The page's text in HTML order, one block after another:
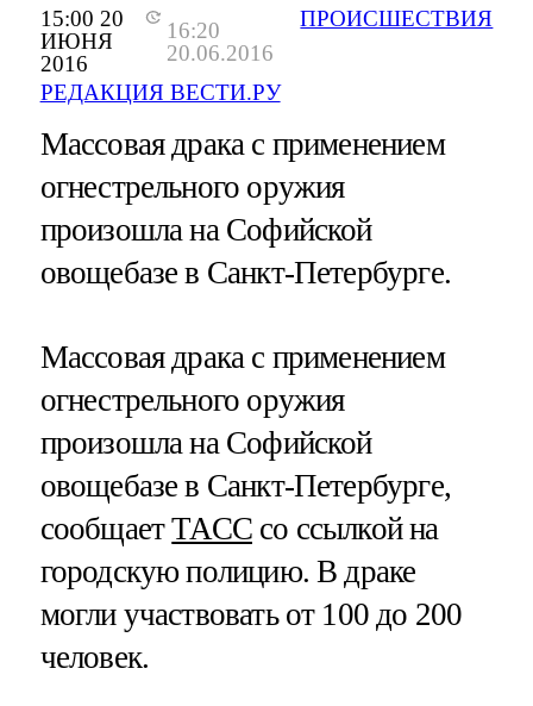
15:00 20
ИЮНЯ
2016
16:20
20.06.2016
РЕДАКЦИЯ ВЕСТИ.РУ
ПРОИСШЕСТВИЯ
Массовая драка с применением
огнестрельного оружия
произошла на Софийской
овощебазе в Санкт-Петербурге.
Массовая драка с применением
огнестрельного оружия
произошла на Софийской
овощебазе в Санкт-Петербурге,
сообщаетТАСС со ссылкой на
городскую полицию. В драке
могли участвовать от 100 до 200
человек.